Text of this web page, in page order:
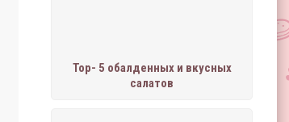
Тор- 5 обалденных и вкусных
салатов